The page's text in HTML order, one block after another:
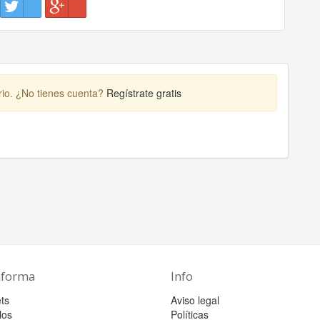
¿No tienes cuenta? Regístrate gratis
Info
Aviso legal
Políticas